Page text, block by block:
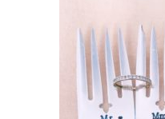
LOT DE